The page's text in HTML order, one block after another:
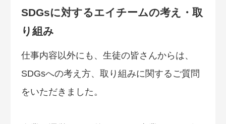
SDGsに対するエイチームの考え・取
り組み
仕事内容以外にも、生徒の皆さんからは、
SDGsへの考え方、取り組みに関するご質問
をいただきました。